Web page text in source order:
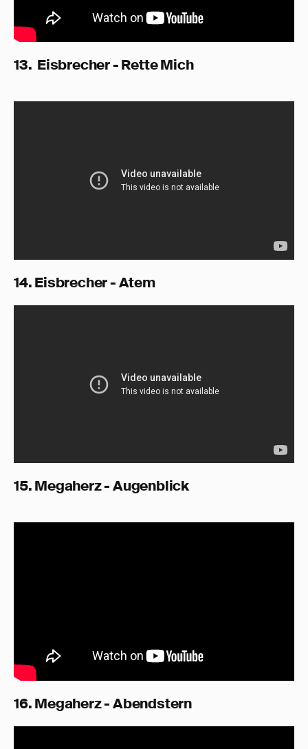
13. Eisbrecher - Rette Mich
14. Eisbrecher - Atem
15. Megaherz - Augenblick
16. Megaherz - Abendstern